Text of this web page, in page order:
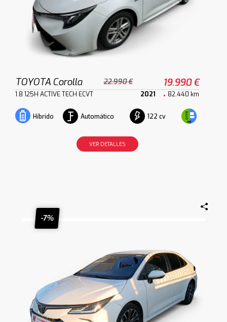
TOYOTA Corolla 22.990 € 19.990 €
1.8 125H ACTIVE TECH ECVT 2021 82.440 km
Híbrido Automático 122 cv
VER DETALLES
-7%